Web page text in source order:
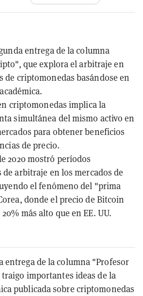
entrega de la columna
que explora el arbitraje en
de criptomonedas basándose en
criptomonedas implica la
simultánea del mismo activo en
para obtener beneficios
de precio.
2020 mostró períodos
arbitraje en los mercados de
el fenómeno del "prima
donde el precio de Bitcoin
más alto que en EE. UU.
entrega de la columna "Profesor
importantes ideas de la
publicada sobre criptomonedas